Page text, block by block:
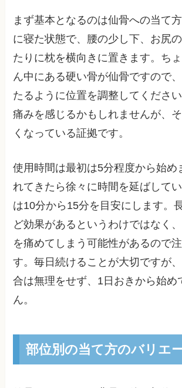
まず基本となるのは仙骨への当て
に寝た状態で、腰の少し下、お尻
たりに枕を横向きに置きます。ち
ん中にある硬い骨が仙骨ですので
たるように位置を調整してくださ
痛みを感じるかもしれませんが、
くなっている証拠です。
使用時間は最初は5分程度から始め
れてきたら徐々に時間を延ばして
は10分から15分を目安にします。
ど効果があるというわけではなく
を痛めてしまう可能性があるので
す。毎日続けることが大切ですが
合は無理をせず、1日おきから始め
ん。
部位別の当て方のバリエ